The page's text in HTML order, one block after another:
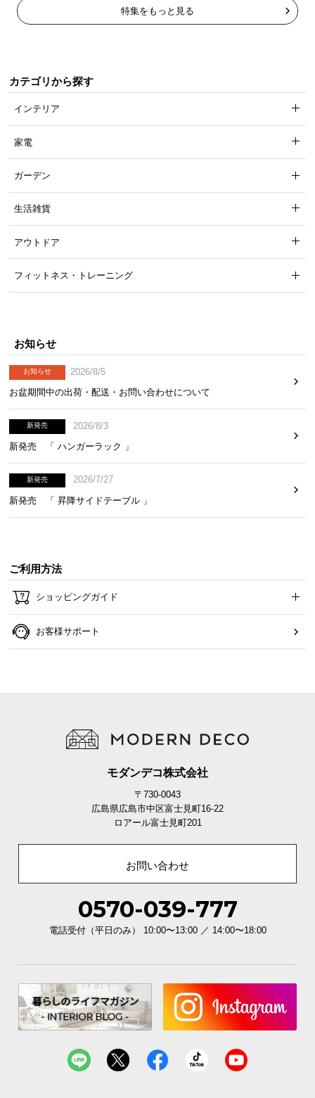
特集をもっと見る
カテゴリから探す
インテリア
家電
ガーデン
生活雑貨
アウトドア
フィットネス・トレーニング
お知らせ
お知らせ
2026/8/5
お盆期間中の出荷・配送・お問い合わせについて
新発売
2026/8/3
新発売 「 ハンガーラック 」
新発売
2026/7/27
新発売 「 昇降サイドテーブル 」
ご利用方法
ショッピングガイド
お客様サポート
モダンデコ株式会社
〒730-0043
広島県広島市中区富士見町16-22
ロアール富士見町201
お問い合わせ
0570-039-777
電話受付（平日のみ） 10:00〜13:00 ／ 14:00〜18:00